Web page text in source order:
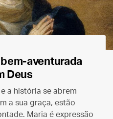
bem-aventurada
Deus
a história se abrem
a sua graça, estão
Maria é expressão